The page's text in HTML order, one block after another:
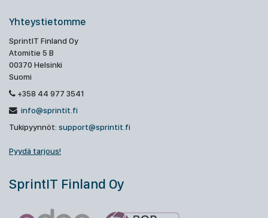
Yhteystietomme
SprintIT Finland Oy
Atomitie 5 B
00370 Helsinki
Suomi
+358 44 977 3541
info@sprintit.fi
Tukipyynnöt: support@sprintit.fi
Pyydä tarjous!
SprintIT Finland Oy